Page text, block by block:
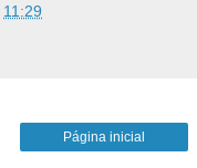
11:29
Página inicial